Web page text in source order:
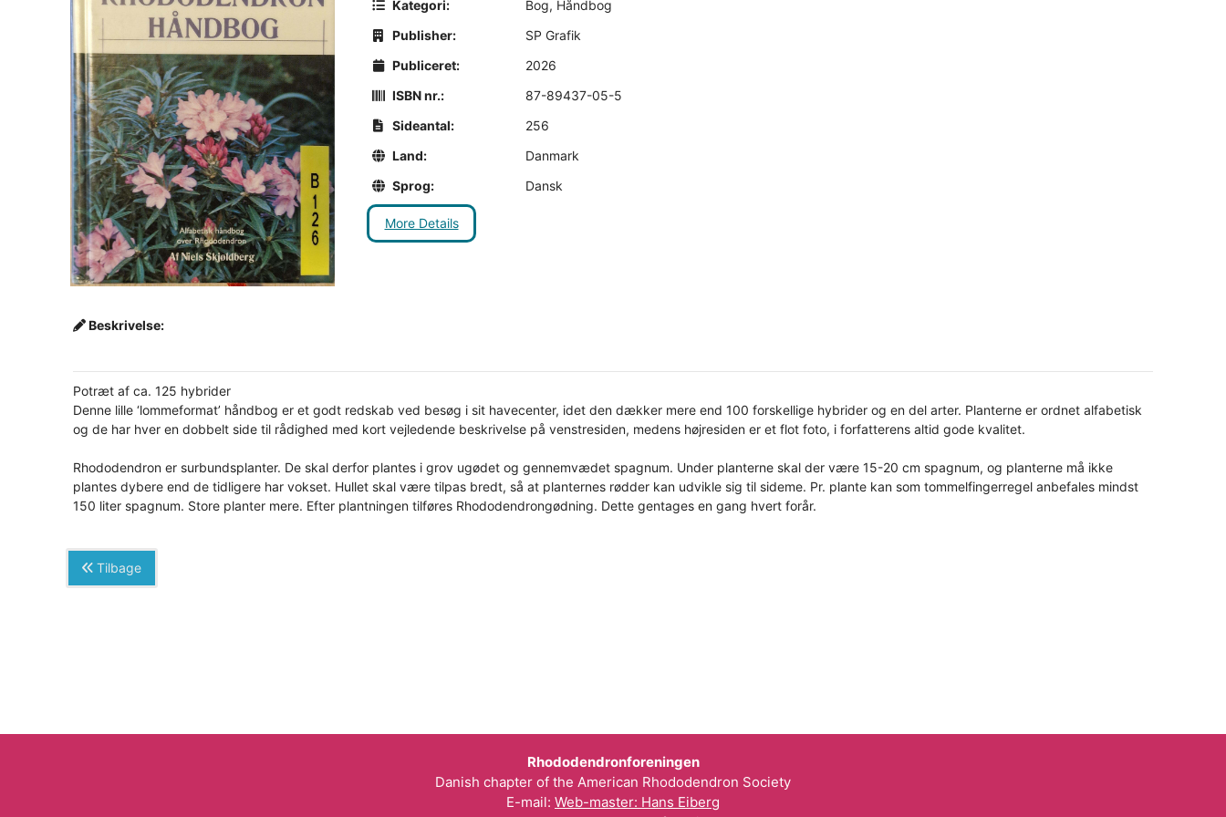
Kategori:
Bog, Håndbog
Publisher:
SP Grafik
Publiceret:
2026
ISBN nr.:
87-89437-05-5
Sideantal:
256
Land:
Danmark
Sprog:
Dansk
More Details
Beskrivelse:
Potræt af ca. 125 hybrider
Denne lille ‘lommeformat’ håndbog er et godt redskab ved besøg i sit havecenter, idet den dækker mere end 100 forskellige hybrider og en del arter. Planterne er ordnet alfabetisk
og de har hver en dobbelt side til rådighed med kort vejledende beskrivelse på venstresiden, medens højresiden er et flot foto, i forfatterens altid gode kvalitet.
Rhododendron er surbundsplanter. De skal derfor plantes i grov ugødet og gennemvædet spagnum. Under planterne skal der være 15-20 cm spagnum, og planterne må ikke
plantes dybere end de tidligere har vokset. Hullet skal være tilpas bredt, så at planternes rødder kan udvikle sig til sideme. Pr. plante kan som tommelfingerregel anbefales mindst
150 liter spagnum. Store planter mere. Efter plantningen tilføres Rhododendrongødning. Dette gentages en gang hvert forår.
Tilbage
Rhododendronforeningen
Danish chapter of the American Rhododendron Society
E-mail: Web-master: Hans Eiberg